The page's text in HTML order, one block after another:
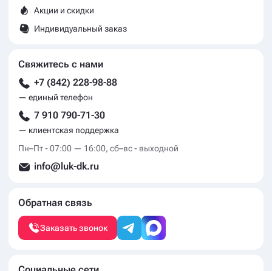
Акции и скидки
Индивидуальный заказ
Свяжитесь с нами
+7 (842) 228-98-88
— единый телефон
7 910 790-71-30
— клиентская поддержка
Пн–Пт - 07:00 — 16:00, сб–вс - выходной
info@luk-dk.ru
Обратная связь
Заказать звонок